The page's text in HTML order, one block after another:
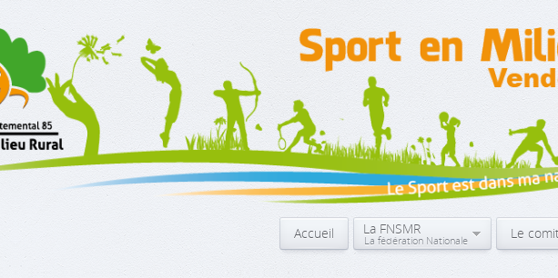
Accueil La FNSMR
La fédération Nationale Le